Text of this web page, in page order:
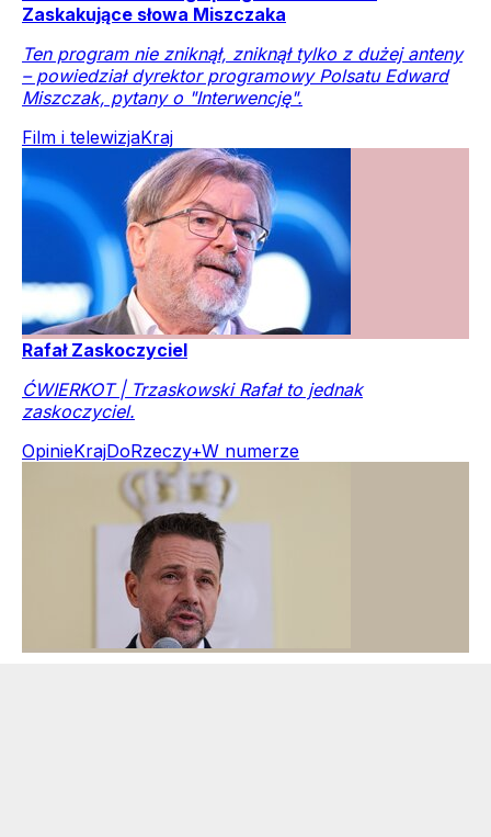
Zaskakujące słowa Miszczaka
Ten program nie zniknął, zniknął tylko z dużej anteny
– powiedział dyrektor programowy Polsatu Edward
Miszczak, pytany o "Interwencję".
Film i telewizjaKraj
Rafał Zaskoczyciel
ĆWIERKOT | Trzaskowski Rafał to jednak
zaskoczyciel.
OpinieKrajDoRzeczy+W numerze